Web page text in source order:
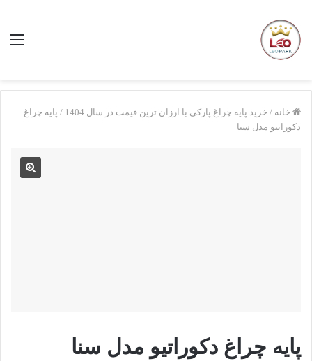
خانه / خرید پایه چراغ پارکی با ارزان ترین قیمت در سال 1404 / پایه چراغ
دکوراتیو مدل سنا
پایه چراغ دکوراتیو مدل سنا